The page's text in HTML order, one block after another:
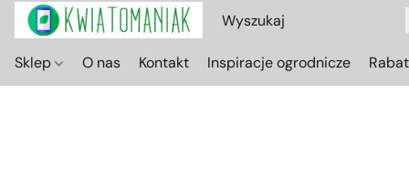
Sklep O nas Kontakt Inspiracje ogrodnicze